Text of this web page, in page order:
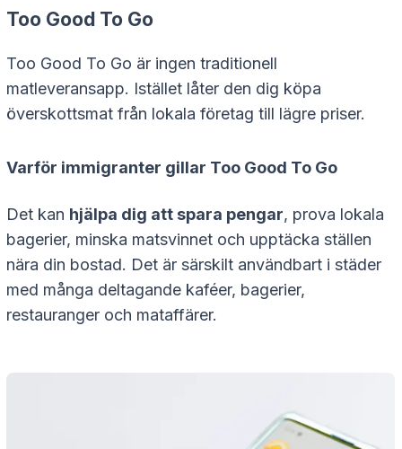
Too Good To Go
Too Good To Go är ingen traditionell
matleveransapp. Istället låter den dig köpa
överskottsmat från lokala företag till lägre priser.
Varför immigranter gillar Too Good To Go
Det kan hjälpa dig att spara pengar, prova lokala
bagerier, minska matsvinnet och upptäcka ställen
nära din bostad. Det är särskilt användbart i städer
med många deltagande kaféer, bagerier,
restauranger och mataffärer.